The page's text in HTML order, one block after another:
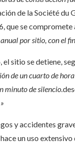
de la Société du
que se
por sitio, con el
sitio se detiene,
de un cuarto de
minuto de silencio.
y accidentes
un uso